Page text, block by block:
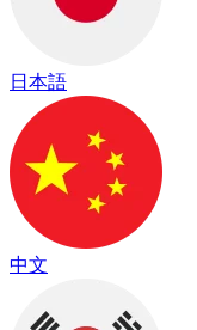
日本語
中文